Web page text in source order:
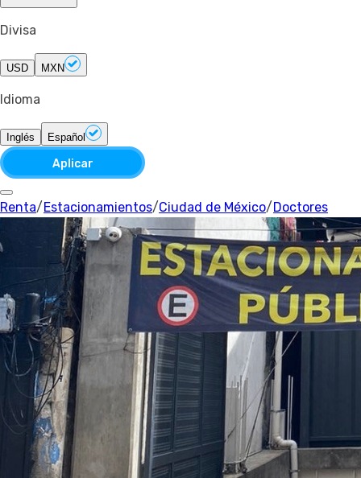
Divisa
USD MXN
Idioma
Inglés Español
Aplicar
Renta/ Estacionamientos/Ciudad de México/ Doctores